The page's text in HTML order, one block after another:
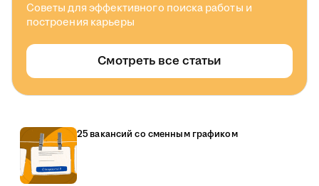
Советы для эффективного поиска работы и
построения карьеры
Смотреть все статьи
25 вакансий со сменным графиком